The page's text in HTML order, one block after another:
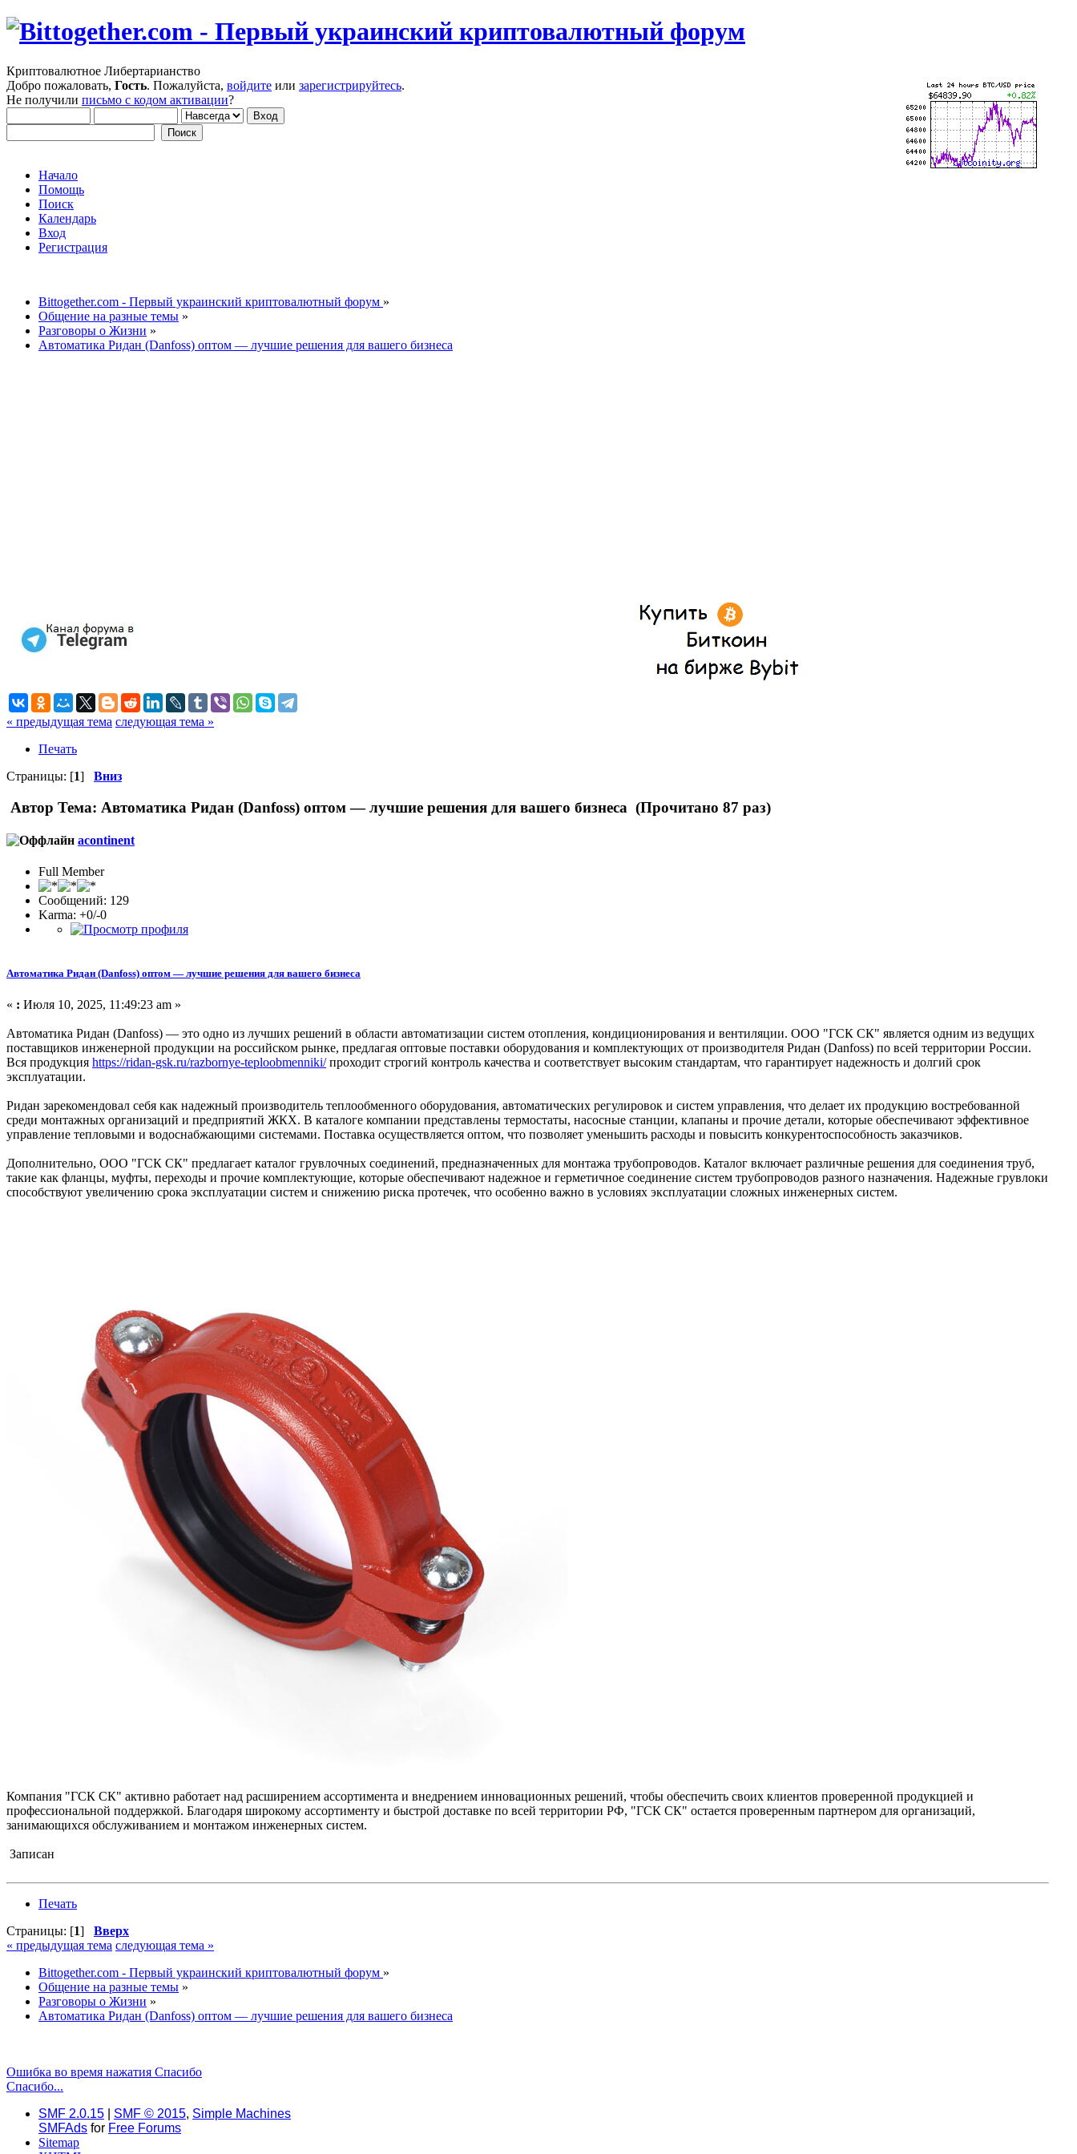
Криптовалютное Либертарианство
Добро пожаловать, Гость. Пожалуйста, войдите или зарегистрируйтесь.
Не получили письмо с кодом активации?
Начало
Помощь
Поиск
Календарь
Вход
Регистрация
Bittogether.com - Первый украинский криптовалютный форум »
Общение на разные темы »
Разговоры о Жизни »
Автоматика Ридан (Danfoss) оптом — лучшие решения для вашего бизнеса
« предыдущая тема следующая тема »
Печать
Страницы: [1] Вниз
Автор Тема: Автоматика Ридан (Danfoss) оптом — лучшие решения для вашего бизнеса (Прочитано 87 раз)
acontinent
Full Member
Сообщений: 129
Karma: +0/-0
Автоматика Ридан (Danfoss) оптом — лучшие решения для вашего бизнеса
« : Июля 10, 2025, 11:49:23 am »
Автоматика Ридан (Danfoss) — это одно из лучших решений в области автоматизации систем отопления, кондиционирования и вентиляции. ООО "ГСК СК" является одним из ведущих
поставщиков инженерной продукции на российском рынке, предлагая оптовые поставки оборудования и комплектующих от производителя Ридан (Danfoss) по всей территории России.
Вся продукция https://ridan-gsk.ru/razbornye-teploobmenniki/проходит строгий контроль качества и соответствует высоким стандартам, что гарантирует надежность и долгий срок
эксплуатации.
Ридан зарекомендовал себя как надежный производитель теплообменного оборудования, автоматических регулировок и систем управления, что делает их продукцию востребованной
среди монтажных организаций и предприятий ЖКХ. В каталоге компании представлены термостаты, насосные станции, клапаны и прочие детали, которые обеспечивают эффективное
управление тепловыми и водоснабжающими системами. Поставка осуществляется оптом, что позволяет уменьшить расходы и повысить конкурентоспособность заказчиков.
Дополнительно, ООО "ГСК СК" предлагает каталог грувлочных соединений, предназначенных для монтажа трубопроводов. Каталог включает различные решения для соединения труб,
такие как фланцы, муфты, переходы и прочие комплектующие, которые обеспечивают надежное и герметичное соединение систем трубопроводов разного назначения. Надежные грувлоки
способствуют увеличению срока эксплуатации систем и cнижению риска протечек, что особенно важно в условиях эксплуатации сложных инженерных систем.
Компания "ГСК СК" активно работает над расширением ассортимента и внедрением инновационных решений, чтобы обеспечить своих клиентов проверенной продукцией и
профессиональной поддержкой. Благодаря широкому ассортименту и быстрой доставке по всей территории РФ, "ГСК СК" остается проверенным партнером для организаций,
занимающихся обслуживанием и монтажом инженерных систем.
Записан
Печать
Страницы: [1] Вверх
« предыдущая тема следующая тема »
Bittogether.com - Первый украинский криптовалютный форум »
Общение на разные темы »
Разговоры о Жизни »
Автоматика Ридан (Danfoss) оптом — лучшие решения для вашего бизнеса
Ошибка во время нажатия Спасибо
Спасибо...
SMF 2.0.15
SMF © 2015, Simple Machines
SMFAds for Free Forums
Sitemap